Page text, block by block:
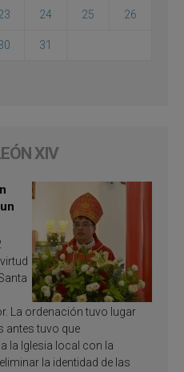
24 25 26
31
XIV
La ordenación tuvo lugar
antes tuvo que
la Iglesia local con la
la identidad de las